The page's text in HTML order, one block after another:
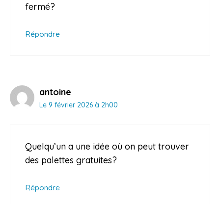
fermé?
Répondre
antoine
Le 9 février 2026 à 2h00
Quelqu’un a une idée où on peut trouver
des palettes gratuites?
Répondre